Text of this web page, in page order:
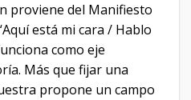
proviene del Manifiesto
está mi cara / Hablo
como eje
Más que fijar una
propone un campo